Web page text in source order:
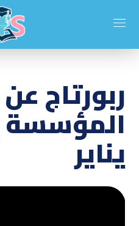
ربورتاج
يناير